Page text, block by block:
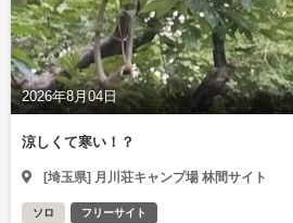
2026年8月04日
涼しくて寒い！？
[埼玉県] 月川荘キャンプ場 林間サイト
ソロ フリーサイト